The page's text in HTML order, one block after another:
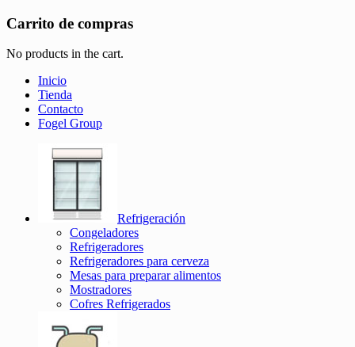
Carrito de compras
No products in the cart.
Inicio
Tienda
Contacto
Fogel Group
Refrigeración
Congeladores
Refrigeradores
Refrigeradores para cerveza
Mesas para preparar alimentos
Mostradores
Cofres Refrigerados